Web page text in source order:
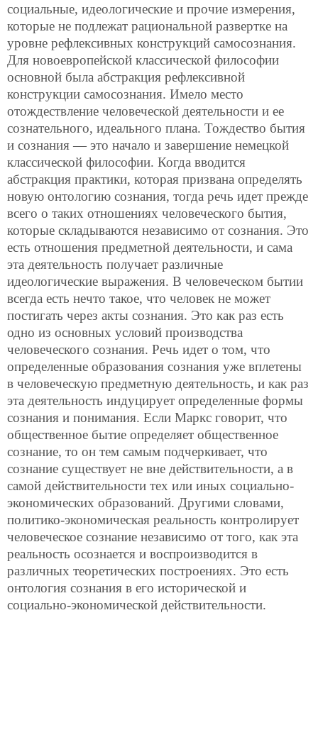
социальные, идеологические и прочие измерения,
которые не подлежат рациональной развертке на
уровне рефлексивных конструкций самосознания.
Для новоевропейской классической философии
основной была абстракция рефлексивной
конструкции самосознания. Имело место
отождествление человеческой деятельности и ее
сознательного, идеального плана. Тождество бытия
и сознания — это начало и завершение немецкой
классической философии. Когда вводится
абстракция практики, которая призвана определять
новую онтологию сознания, тогда речь идет прежде
всего о таких отношениях человеческого бытия,
которые складываются независимо от сознания. Это
есть отношения предметной деятельности, и сама
эта деятельность получает различные
идеологические выражения. В человеческом бытии
всегда есть нечто такое, что человек не может
постигать через акты сознания. Это как раз есть
одно из основных условий производства
человеческого сознания. Речь идет о том, что
определенные образования сознания уже вплетены
в человеческую предметную деятельность, и как раз
эта деятельность индуцирует определенные формы
сознания и понимания. Если Маркс говорит, что
общественное бытие определяет общественное
сознание, то он тем самым подчеркивает, что
сознание существует не вне действительности, а в
самой действительности тех или иных социально-
экономических образований. Другими словами,
политико-экономическая реальность контролирует
человеческое сознание независимо от того, как эта
реальность осознается и воспроизводится в
различных теоретических построениях. Это есть
онтология сознания в его исторической и
социально-экономической действительности.